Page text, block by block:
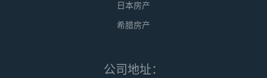
日本房产
希腊房产
公司地址：